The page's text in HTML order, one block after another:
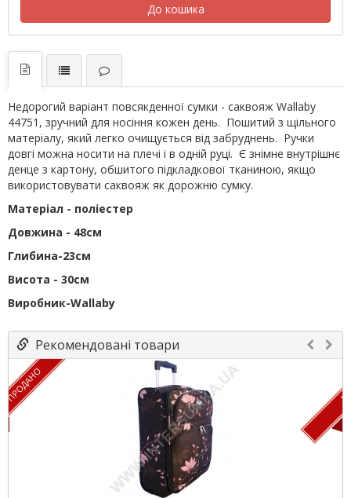
До кошика
Недорогий варіант повсякденної сумки - саквояж Wallaby
44751, зручний для носіння кожен день. Пошитий з щільного
матеріалу, який легко очищується від забруднень. Ручки
довгі можна носити на плечі і в одній руці. Є знімне внутрішнє
денце з картону, обшитого підкладкової тканиною, якщо
використовувати саквояж як дорожню сумку.
Матеріал - поліестер
Довжина - 48см
Глибина-23см
Висота - 30см
Виробник-Wallaby
Рекомендовані товари
ПРОДАНО